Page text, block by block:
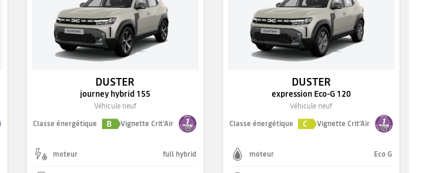
DUSTER
journey hybrid 155
Véhicule neuf
Classe énergétique
B Vignette Crit'Air
moteur full hybrid
DUSTER
expression Eco-G 120
Véhicule neuf
Classe énergétique
C Vignette Crit'Air
moteur Eco G